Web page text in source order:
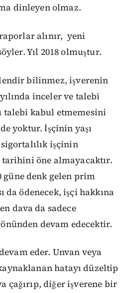
dinleyen olmaz.
alınır, yeni
Yıl 2018 olmuştur.
bilinmez, işverenin
inceler ve talebi
talebi kabul etmemesini
yoktur. İşçinin yaşı
işçinin
tarihini öne almayacaktır.
güne denk gelen prim
da ödenecek, işçi hakkına
dava da sadece
devam edecektir.
eder. Unvan veya
hatayı düzeltip
çağırıp, diğer işverene bir